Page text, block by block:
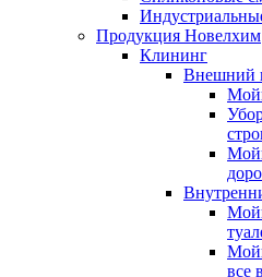
Продукция Новелхим
Клининг
Внешний
все